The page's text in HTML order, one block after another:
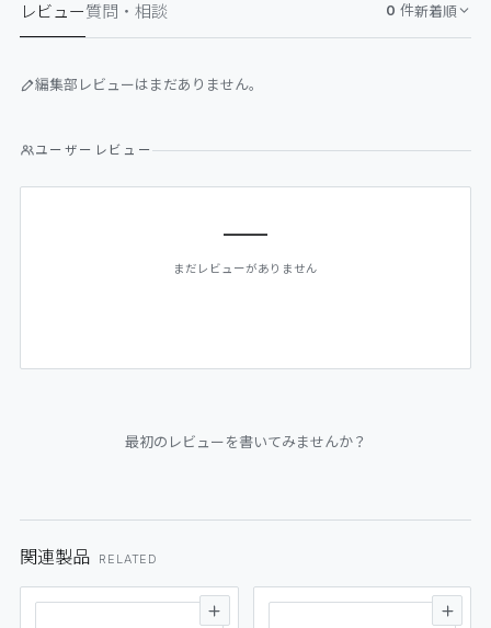
レビュー質問・相談 0 件新着順
編集部レビューはまだありません。
ユーザーレビュー
—
まだレビューがありません
最初のレビューを書いてみませんか？
関連製品 RELATED